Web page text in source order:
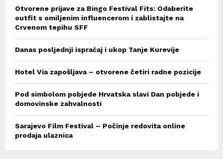
Otvorene prijave za Bingo Festival Fits: Odaberite
outfit s omiljenim influencerom i zablistajte na
Crvenom tepihu SFF
Danas posljednji ispraćaj i ukop Tanje Kurevije
Hotel Via zapošljava – otvorene četiri radne pozicije
Pod simbolom pobjede Hrvatska slavi Dan pobjede i
domovinske zahvalnosti
Sarajevo Film Festival – Počinje redovita online
prodaja ulaznica